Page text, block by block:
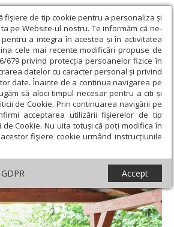
fişiere de tip cookie pentru a personaliza și
pe Website-ul nostru. Te informăm că ne-
a integra în acestea și în activitatea
cele mai recente modificări propuse de
679 privind protecția persoanelor fizice în
datelor cu caracter personal și privind
date. Înainte de a continua navigarea pe
să aloci timpul necesar pentru a citi și
de Cookie. Prin continuarea navigării pe
acceptarea utilizării fişierelor de tip
Cookie. Nu uita totuși că poți modifica în
fişiere cookie urmând instrucțiunile
GDPR Accept
religioasă › Știri › Popas de
județul Arad
la un schit din județul